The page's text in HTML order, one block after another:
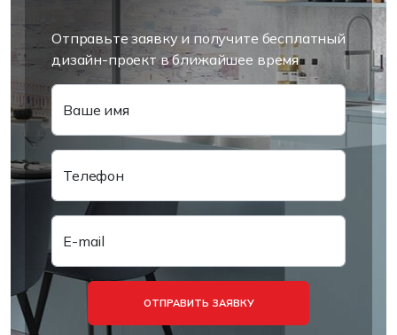
Отправьте заявку и получите бесплатный
дизайн-проект в ближайшее время
Ваше имя
Телефон
E-mail
ОТПРАВИТЬ ЗАЯВКУ